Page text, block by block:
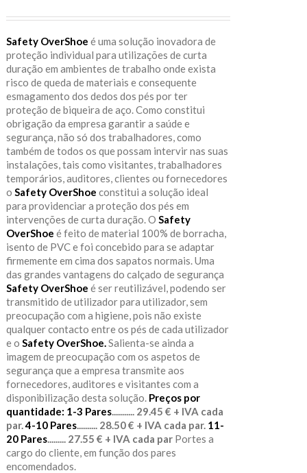
Safety OverShoe é uma solução inovadora de
proteção individual para utilizações de curta
duração em ambientes de trabalho onde exista
risco de queda de materiais e consequente
esmagamento dos dedos dos pés por ter
proteção de biqueira de aço. Como constitui
obrigação da empresa garantir a saúde e
segurança, não só dos trabalhadores, como
também de todos os que possam intervir nas suas
instalações, tais como visitantes, trabalhadores
temporários, auditores, clientes ou fornecedores
o Safety OverShoe constitui a solução ideal
para providenciar a proteção dos pés em
intervenções de curta duração. O Safety
OverShoe é feito de material 100% de borracha,
isento de PVC e foi concebido para se adaptar
firmemente em cima dos sapatos normais. Uma
das grandes vantagens do calçado de segurança
Safety OverShoe é ser reutilizável, podendo ser
transmitido de utilizador para utilizador, sem
preocupação com a higiene, pois não existe
qualquer contacto entre os pés de cada utilizador
e o Safety OverShoe. Salienta-se ainda a
imagem de preocupação com os aspetos de
segurança que a empresa transmite aos
fornecedores, auditores e visitantes com a
disponibilização desta solução. Preços por
quantidade: 1-3 Pares........... 29.45 € + IVA cada
par. 4-10 Pares.......... 28.50 € + IVA cada par. 11-
20 Pares......... 27.55 € + IVA cada parPortes a
cargo do cliente, em função dos pares
encomendados.